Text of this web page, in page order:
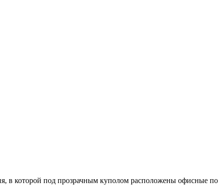
в которой под прозрачным куполом расположены офисные